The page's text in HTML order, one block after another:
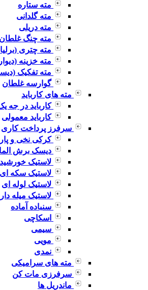
مته ستاره
مته گلدانی
مته دریلی
مته چنگ
مته چتری
مته خزینه
مته تفکیک
گوارسه غلطان
مته های کارباید
کارباید در جه
کارباید معمولی
سرفرز پرداخت کاری
کرکی نخی و
دیسک برش
لاستیک
لاستیک سکه ای
لاستیک لوله ای
لاستیک میله دار
سنباده آماده
اسکاچی
سیمی
مویی
نمدی
مته های سرامیکی
سرفرزی مات کن
ماندریل ها